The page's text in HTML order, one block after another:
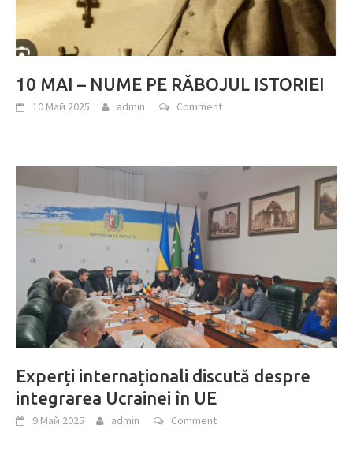
10 MAI – NUME PE RĂBOJUL ISTORIEI
10 Май 2025 admin Comment
Experți internaționali discută despre
integrarea Ucrainei în UE
9 Май 2025 admin Comment